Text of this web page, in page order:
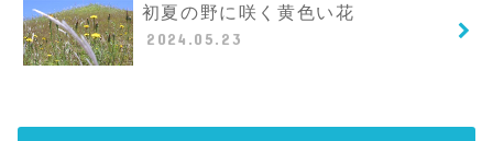
初夏の野に咲く黄色い花
2024.05.23